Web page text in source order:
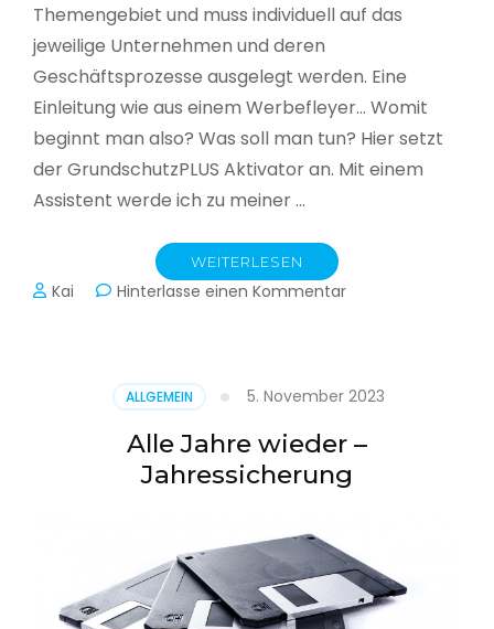
Themengebiet und muss individuell auf das
jeweilige Unternehmen und deren
Geschäftsprozesse ausgelegt werden. Eine
Einleitung wie aus einem Werbefleyer… Womit
beginnt man also? Was soll man tun? Hier setzt
der GrundschutzPLUS Aktivator an. Mit einem
Assistent werde ich zu meiner …
WEITERLESEN
Kai Hinterlasse einen Kommentarzu
ALLGEMEIN 5. November 2023
Alle Jahre wieder –
Jahressicherung